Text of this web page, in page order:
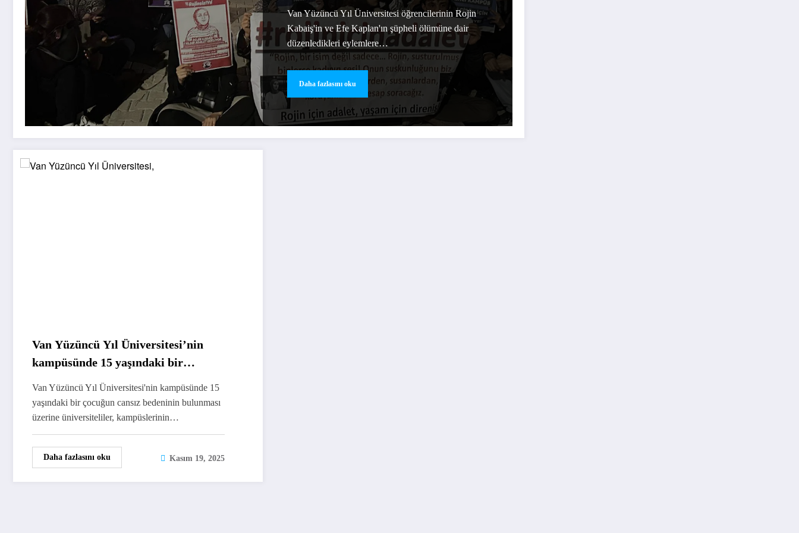
tehdit etti
Van Yüzüncü Yıl Üniversitesi öğrencilerinin Rojin
Kabaiş'in ve Efe Kaplan'ın şüpheli ölümüne dair
düzenledikleri eylemlere…
Daha fazlasını oku
Van Yüzüncü Yıl Üniversitesi’nin
kampüsünde 15 yaşındaki bir
çocuğun cansız bedeni bulundu:
“Güvenli kampüs istiyoruz” diyen
üniversiteliler gözaltında
Van Yüzüncü Yıl Üniversitesi'nin kampüsünde 15
yaşındaki bir çocuğun cansız bedeninin bulunması
üzerine üniversiteliler, kampüslerinin…
Daha fazlasını oku Kasım 19, 2025